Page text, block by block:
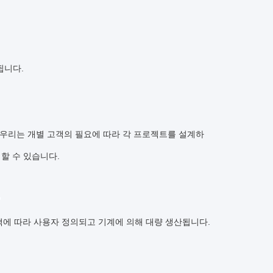
니다.
리는 개별 고객의 필요에 따라 각 프로젝트를 설계하
수 있습니다.
따라 사용자 정의되고 기계에 의해 대량 생산됩니다.